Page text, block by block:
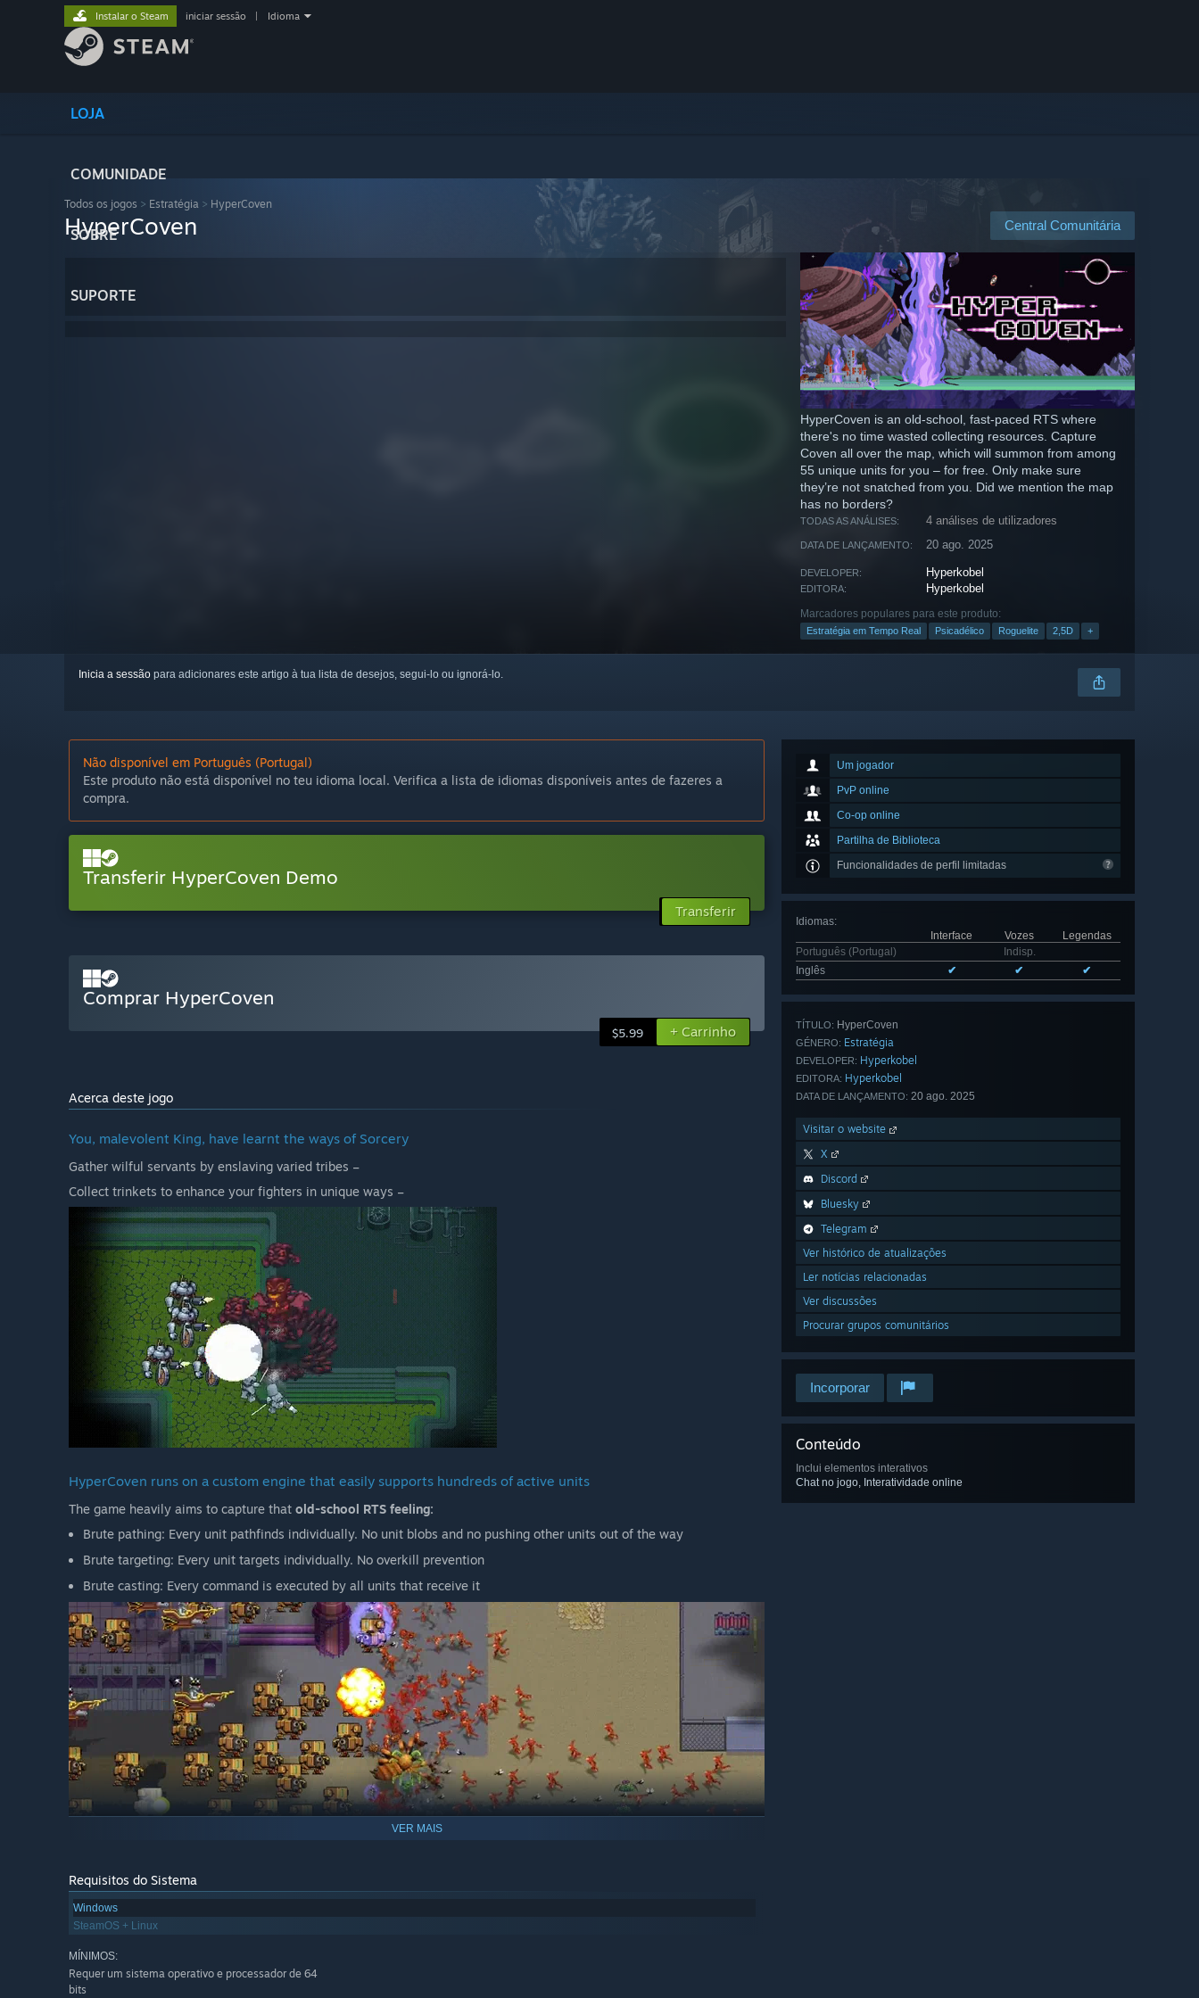
LOJA
COMUNIDADE
SOBRE
SUPORTE
Instalar o Steam iniciar sessão Idioma
Todos os jogos > Estratégia > HyperCoven
Central Comunitária
HyperCoven
HyperCoven is an old-school, fast-paced RTS where
there's no time wasted collecting resources. Capture
Coven all over the map, which will summon from among
55 unique units for you – for free. Only make sure
they’re not snatched from you. Did we mention the map
has no borders?
TODAS AS ANÁLISES: 4 análises de utilizadores
DATA DE LANÇAMENTO: 20 ago. 2025
DEVELOPER: Hyperkobel
EDITORA: Hyperkobel
Marcadores populares para este produto:
Estratégia em Tempo Real Psicadélico Roguelite 2,5D +
Inicia a sessão para adicionares este artigo à tua lista de desejos, segui-lo ou ignorá-lo.
Um jogador
PvP online
Co-op online
Partilha de Biblioteca
Funcionalidades de perfil limitadas
Idiomas:
Interface
Vozes
Legendas
Português (Portugal)
Indisp.
Inglês
✔ ✔ ✔
TÍTULO: HyperCoven
GÉNERO: Estratégia
DEVELOPER: Hyperkobel
EDITORA: Hyperkobel
DATA DE LANÇAMENTO: 20 ago. 2025
Visitar o website
X
Discord
Bluesky
Telegram
Ver histórico de atualizações
Ler notícias relacionadas
Ver discussões
Procurar grupos comunitários
Incorporar
Conteúdo
Inclui elementos interativos
Chat no jogo, Interatividade online
Não disponível em Português (Portugal)
Este produto não está disponível no teu idioma local. Verifica a lista de idiomas disponíveis antes de fazeres a
compra.
Transferir HyperCoven Demo
Transferir
Comprar HyperCoven
$5.99 + Carrinho
Acerca deste jogo
You, malevolent King, have learnt the ways of Sorcery
Gather wilful servants by enslaving varied tribes –
Collect trinkets to enhance your fighters in unique ways –
HyperCoven runs on a custom engine that easily supports hundreds of active units
The game heavily aims to capture that old-school RTS feeling:
Brute pathing: Every unit pathfinds individually. No unit blobs and no pushing other units out of the way
Brute targeting: Every unit targets individually. No overkill prevention
Brute casting: Every command is executed by all units that receive it
VER MAIS
Requisitos do Sistema
Windows
SteamOS + Linux
MÍNIMOS:
Requer um sistema operativo e processador de 64
bits